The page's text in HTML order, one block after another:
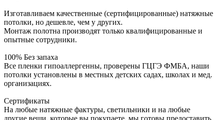
Изготавливаем качественные (сертифицированные) натяжные
потолки, но дешевле, чем у других.
Монтаж полотна производят только квалифицированные и
опытные сотрудники.
100% Без запаха
Все пленки гипоаллергенны, проверены ГЦГЭ ФМБА, наши
потолки установлены в местных детских садах, школах и мед.
организациях.
Сертификаты
На любые натяжные фактуры, светильники и на любые